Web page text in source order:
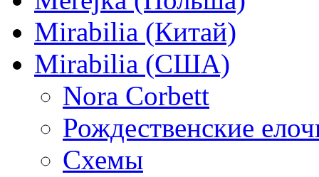
Mirabilia (Китай)
Mirabilia (США)
Nora Corbett
Рождественские
Схемы